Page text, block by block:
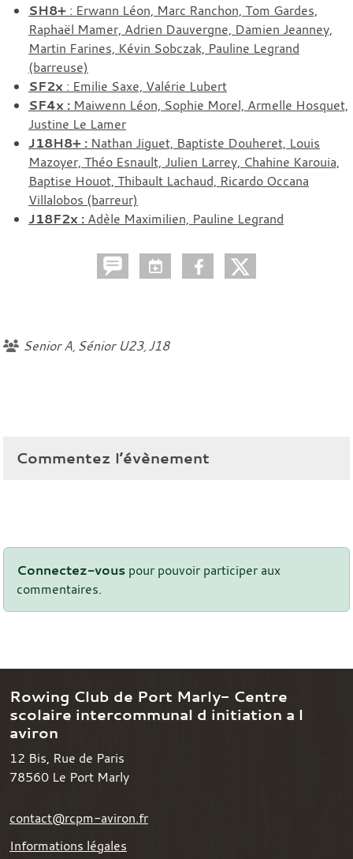
SH8+ : Erwann Léon, Marc Ranchon, Tom Gardes,
Raphaël Mamer, Adrien Dauvergne, Damien Jeanney,
Martin Farines, Kévin Sobczak, Pauline Legrand
(barreuse)
SF2x : Emilie Saxe, Valérie Lubert
SF4x : Maiwenn Léon, Sophie Morel, Armelle Hosquet,
Justine Le Lamer
J18H8+ : Nathan Jiguet, Baptiste Douheret, Louis
Mazoyer, Théo Esnault, Julien Larrey, Chahine Karouia,
Baptise Houot, Thibault Lachaud, Ricardo Occana
Villalobos (barreur)
J18F2x : Adèle Maximilien, Pauline Legrand
Senior A Sénior U23 J18
Commentez l’évènement
Connectez-vous pour pouvoir participer aux
commentaires.
Rowing Club de Port Marly- Centre
scolaire intercommunal d initiation a l
aviron
12 Bis, Rue de Paris
78560 Le Port Marly
contact@rcpm-aviron.fr
Informations légales